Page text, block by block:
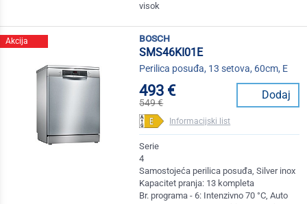
visok
Akcija
bosch
SMS46KI01E
Perilica posuđa, 13 setova, 60cm, E
493 €
549 €
Dodaj
Informacijski list
Serie
4
Samostojeća perilica posuđa, Silver inox
Kapacitet pranja: 13 kompleta
Br. programa - 6: Intenzivno 70 °C, Auto